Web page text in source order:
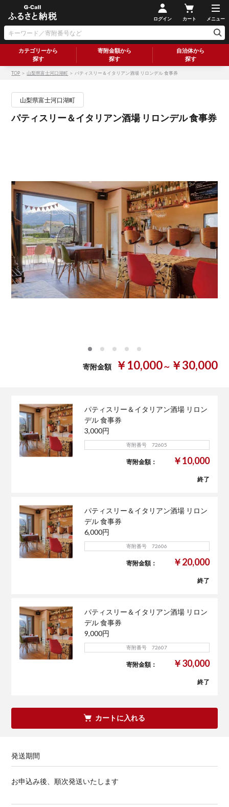
ログイン カート メニュー
カテゴリーから
探す
寄附金額から
探す
自治体から
探す
TOP ＞山梨県富士河口湖町 ＞ パティスリー＆イタリアン酒場 リロンデル 食事券
山梨県富士河口湖町
パティスリー＆イタリアン酒場 リロンデル 食事券
寄附金額 ￥10,000～ ￥30,000
パティスリー＆イタリアン酒場 リロン
デル 食事券
3,000円
寄附番号 72605
寄附金額： ￥10,000
終了
パティスリー＆イタリアン酒場 リロン
デル 食事券
6,000円
寄附番号 72606
寄附金額： ￥20,000
終了
パティスリー＆イタリアン酒場 リロン
デル 食事券
9,000円
寄附番号 72607
寄附金額： ￥30,000
終了
カートに入れる
発送期間
お申込み後、順次発送いたします